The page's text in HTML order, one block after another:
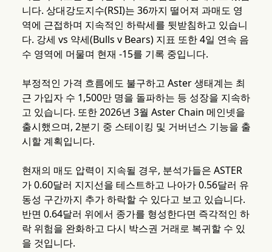
니다. 상대강도지수(RSI)는 36까지 떨어져 과매도 영
역에 근접하며 지속적인 하락세를 뒷받침하고 있습니
다. 강세 vs 약세(Bulls v Bears) 지표 또한 4일 연속 음
수 영역에 머물며 현재 -15를 기록 중입니다.
부정적인 가격 흐름에도 불구하고 Aster 생태계는 최
근 가입자 수 1,500만 명을 돌파하는 등 성장을 지속하
고 있습니다. 또한 2026년 3월 Aster Chain 메인넷을
출시했으며, 2분기 중 스테이킹 및 거버넌스 기능을 출
시할 계획입니다.
현재의 매도 압력이 지속될 경우, 분석가들은 ASTER
가 0.60달러 지지선을 테스트하고 나아가 0.56달러 유
동성 구간까지 추가 하락할 수 있다고 보고 있습니다.
반면 0.64달러 위에서 종가를 형성한다면 즉각적인 하
락 위험을 완화하고 다시 박스권 거래로 복귀할 수 있
을 것입니다.